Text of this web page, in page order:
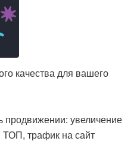
качества для вашего
увеличение
трафик на сайт